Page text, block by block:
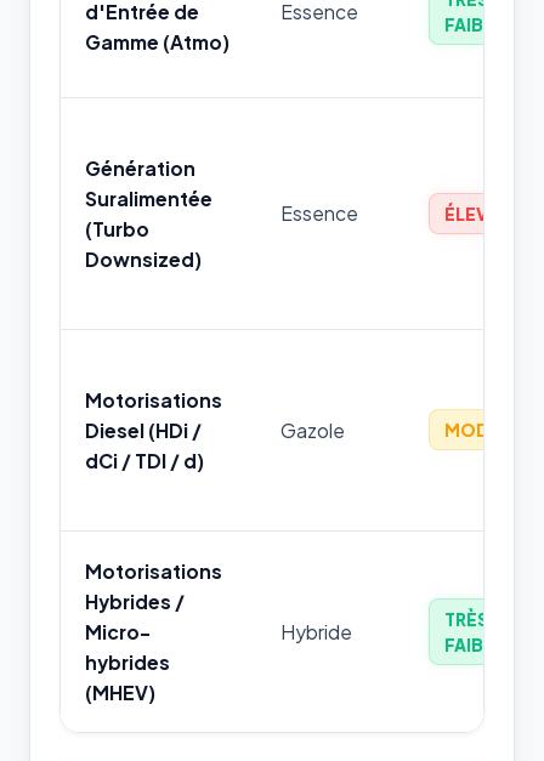
d'Entrée de
Gamme (Atmo)
Essence
FAIBLE
Génération
Suralimentée
(Turbo
Downsized)
Essence ÉLEVÉ
Motorisations
Diesel (HDi /
dCi / TDI / d)
Gazole MODÉRÉ
Motorisations
Hybrides /
Micro-
hybrides
(MHEV)
Hybride
TRÈS
FAIBLE